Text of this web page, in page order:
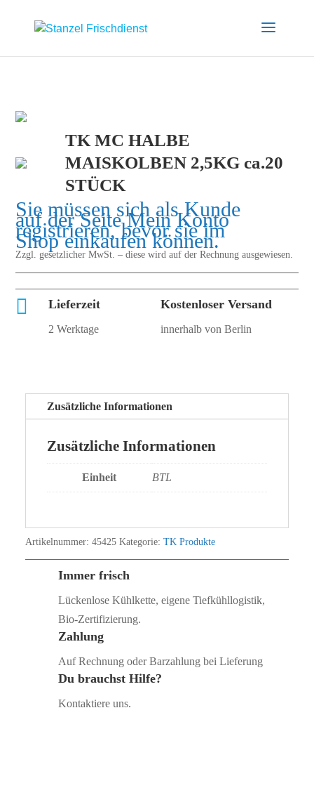
TK MC HALBE
MAISKOLBEN 2,5KG ca.20
STÜCK
Sie müssen sich als Kunde
auf der SeiteMein Konto
registrieren, bevor sie im
Shop einkaufen können.
Zzgl. gesetzlicher MwSt. – diese wird auf der Rechnung ausgewiesen.
 Lieferzeit
2 Werktage
Kostenloser Versand
innerhalb von Berlin
Zusätzliche Informationen
Zusätzliche Informationen
Einheit BTL
Artikelnummer: 45425 Kategorie: TK Produkte
Immer frisch
Lückenlose Kühlkette, eigene Tiefkühllogistik,
Bio‑Zertifizierung.
Zahlung
Auf Rechnung oder Barzahlung bei Lieferung
Du brauchst Hilfe?
Kontaktiere uns.